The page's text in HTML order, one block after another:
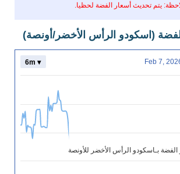
يتم تحديث أسعار الفضة لحظيا.
(اسكودو الرأس الأخضر/أونصة)
بـاسكودو الرأس الأخضر للأونصة
6m ▾ Feb 7,